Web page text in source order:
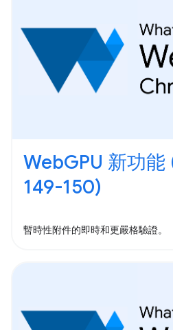
WebGPU 新功
149-150)
暫時性附件的即時和更嚴格驗證。